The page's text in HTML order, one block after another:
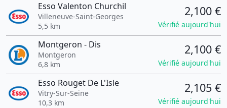
Esso Valenton Churchil
Villeneuve-Saint-Georges
5,5 km
2,100 €
Vérifié aujourd'hui
Montgeron - Dis
Montgeron
6,8 km
2,100 €
Vérifié aujourd'hui
Esso Rouget De L'Isle
Vitry-Sur-Seine
10,3 km
2,105 €
Vérifié aujourd'hui